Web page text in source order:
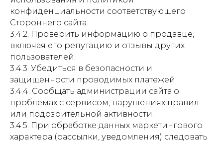
конфиденциальности соответствующего
Стороннего сайта.
3.4.2. Проверить информацию о продавце,
включая его репутацию и отзывы других
пользователей.
3.4.3. Убедиться в безопасности и
защищенности проводимых платежей.
3.4.4. Сообщать администрации сайта о
проблемах с сервисом, нарушениях правил
или подозрительной активности.
3.4.5. При обработке данных маркетингового
характера (рассылки, уведомления) следовать